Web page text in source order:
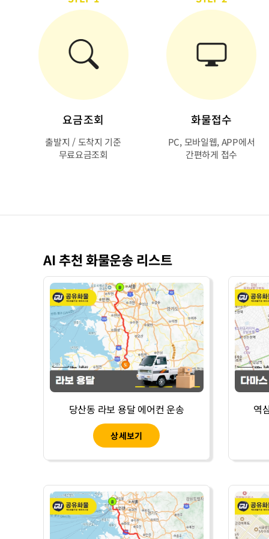
요금조회
출발지 / 도착지 기준
무료요금조회
화물접수
PC, 모바일웹, APP에서
간편하게 접수
AI 추천 화물운송 리스트
당산동 라보 용달 에어컨 운송
상세보기
역